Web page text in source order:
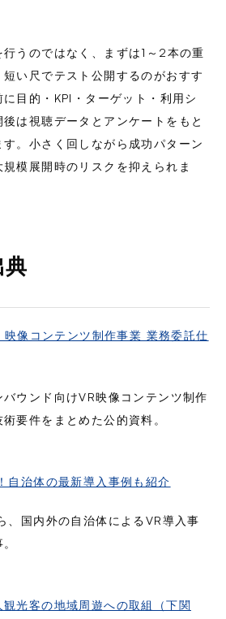
うのではなく、まずは1～2本の重
い尺でテスト公開するのがおすす
目的・KPI・ターゲット・利用シ
は視聴データとアンケートをもと
。小さく回しながら成功パターン
模展開時のリスクを抑えられま
典
像コンテンツ制作事業 業務委託仕
ウンド向けVR映像コンテンツ制作
要件をまとめた公的資料。
自治体の最新導入事例も紹介
、国内外の自治体によるVR導入事
観光客の地域周遊への取組（下関